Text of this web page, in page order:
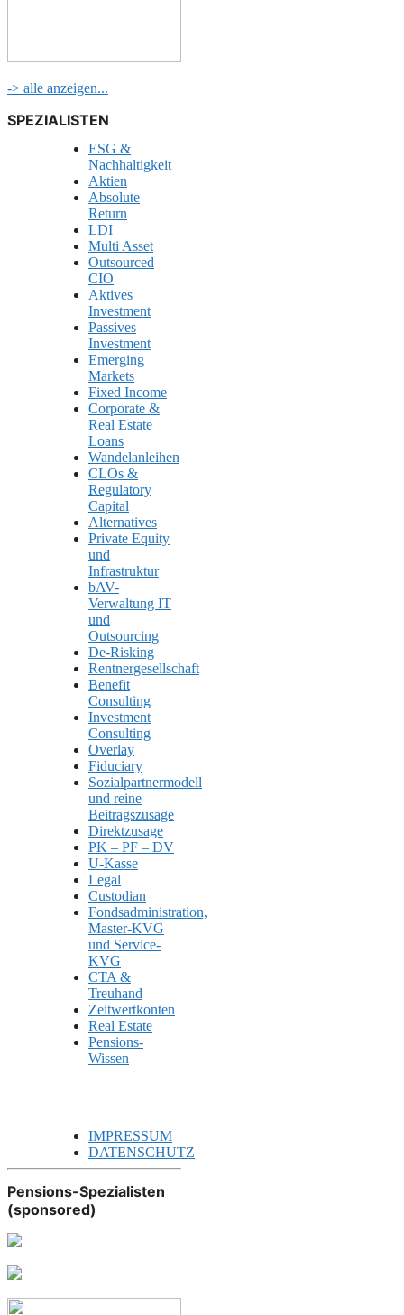
-> alle anzeigen...
SPEZIALISTEN
ESG &
Nachhaltigkeit
Aktien
Absolute
Return
LDI
Multi Asset
Outsourced
CIO
Aktives
Investment
Passives
Investment
Emerging
Markets
Fixed Income
Corporate &
Real Estate
Loans
Wandelanleihen
CLOs &
Regulatory
Capital
Alternatives
Private Equity
und
Infrastruktur
bAV-
Verwaltung IT
und
Outsourcing
De-Risking
Rentnergesellschaft
Benefit
Consulting
Investment
Consulting
Overlay
Fiduciary
Sozialpartnermodell
und reine
Beitragszusage
Direktzusage
PK – PF – DV
U-Kasse
Legal
Custodian
Fondsadministration,
Master-KVG
und Service-
KVG
CTA &
Treuhand
Zeitwertkonten
Real Estate
Pensions-
Wissen
IMPRESSUM
DATENSCHUTZ
Pensions-Spezialisten
(sponsored)